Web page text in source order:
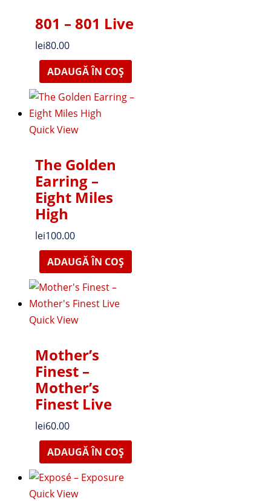
801 – 801 Live
lei80.00
ADAUGĂ ÎN COȘ
Quick View
The Golden
Earring –
Eight Miles
High
lei100.00
ADAUGĂ ÎN COȘ
Quick View
Mother’s
Finest –
Mother’s
Finest Live
lei60.00
ADAUGĂ ÎN COȘ
Quick View